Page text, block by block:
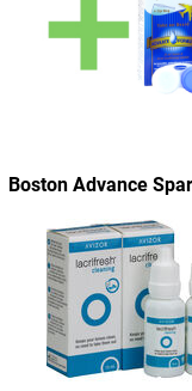
Boston Advance